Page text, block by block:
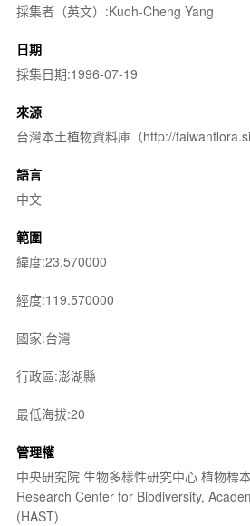
採集者（英文）:Kuoh-Cheng Yang
日期
採集日期:1996-07-19
來源
台灣本土植物資料庫（http://
語言
中文
範圍
緯度:23.570000
經度:119.570000
國家:台灣
行政區:澎湖縣
最低海拔:20
管理權
中央研究院 生物多樣性研究中心 植物標
Research Center for Biodiversity,
(HAST)